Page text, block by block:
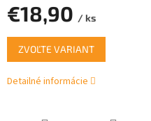
€18,90 / ks
Jednotková
cena:
ZVOĽTE VARIANT
Detailné informácie